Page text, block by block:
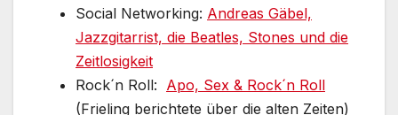
Social Networking: Andreas Gäbel,
Jazzgitarrist, die Beatles, Stones und die
Zeitlosigkeit
Rock´n Roll: Apo, Sex & Rock´n Roll
(Frieling berichtete über die alten Zeiten)